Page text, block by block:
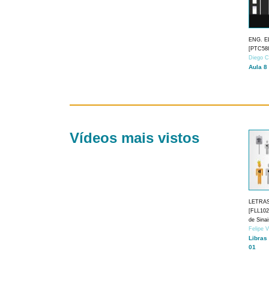
ENG.
Diego
Aula 8
Vídeos mais vistos
de
Felipe
Libras
01